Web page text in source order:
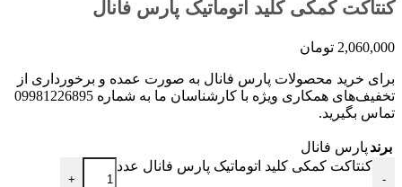
کنتاکت کمکی کلید اتوماتیک پارس فانال
2,060,000 تومان
برای خرید محصولات پارس فانال به صورت عمده و برخورداری از
تخفیف‌های همکاری ویژه با کارشناسان ما به شماره 09981226895
تماس بگیرید.
برند پارس فانال
-
کنتاکت کمکی کلید اتوماتیک پارس فانال عدد
+